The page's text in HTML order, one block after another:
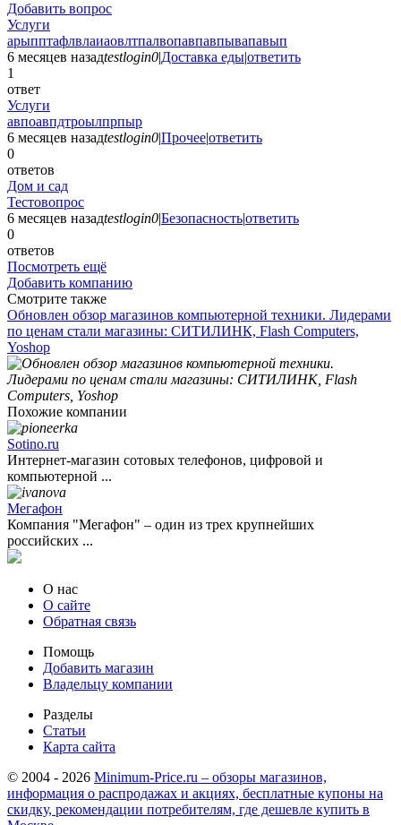
Добавить вопрос
Услуги
арыпптафлвлаиаовлтпалвопавпавпывапавып
6 месяцев назадtestlogin0|Доставка еды|ответить
1
ответ
Услуги
авпоавпдтроылпрпыр
6 месяцев назадtestlogin0|Прочее|ответить
0
ответов
Дом и сад
Тестовопрос
6 месяцев назадtestlogin0|Безопасность|ответить
0
ответов
Посмотреть ещё
Добавить компанию
Смотрите также
Обновлен обзор магазинов компьютерной техники. Лидерами
по ценам стали магазины: СИТИЛИНК, Flash Computers,
Yoshop
Похожие компании
Sotino.ru
Интернет-магазин сотовых телефонов, цифровой и
компьютерной ...
Мегафон
Компания "Мегафон" – один из трех крупнейших
российских ...
О нас
О сайте
Обратная связь
Помощь
Добавить магазин
Владельцу компании
Разделы
Статьи
Карта сайта
© 2004 - 2026 Minimum-Price.ru – обзоры магазинов,
информация о распродажах и акциях, бесплатные купоны на
скидку, рекомендации потребителям, где дешевле купить в